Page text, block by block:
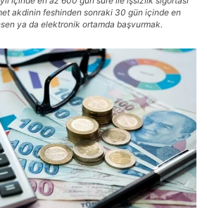
akdinin feshinden sonraki 30 gün içinde en
ya da elektronik ortamda başvurmak.